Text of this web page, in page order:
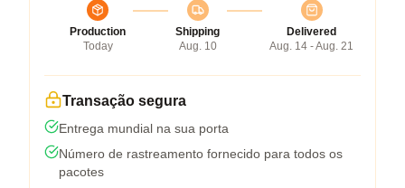
Production
Today
Shipping
Aug. 10
Delivered
Aug. 14 - Aug. 21
Transação segura
Entrega mundial na sua porta
Número de rastreamento fornecido para todos os
pacotes